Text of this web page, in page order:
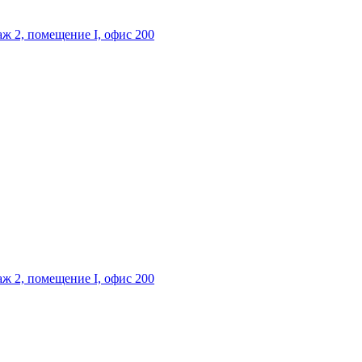
2, помещение I, офис 200
2, помещение I, офис 200